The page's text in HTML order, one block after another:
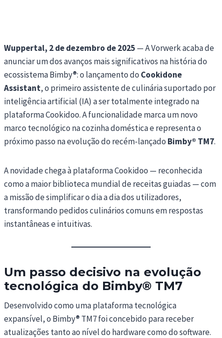
Wuppertal, 2 de dezembro de 2025 — A Vorwerk acaba de
anunciar um dos avanços mais significativos na história do
ecossistema Bimby®: o lançamento do Cookidone
Assistant, o primeiro assistente de culinária suportado por
inteligência artificial (IA) a ser totalmente integrado na
plataforma Cookidoo. A funcionalidade marca um novo
marco tecnológico na cozinha doméstica e representa o
próximo passo na evolução do recém-lançado Bimby® TM7.
A novidade chega à plataforma Cookidoo — reconhecida
como a maior biblioteca mundial de receitas guiadas — com
a missão de simplificar o dia a dia dos utilizadores,
transformando pedidos culinários comuns em respostas
instantâneas e intuitivas.
Um passo decisivo na evolução
tecnológica do Bimby® TM7
Desenvolvido como uma plataforma tecnológica
expansível, o Bimby® TM7 foi concebido para receber
atualizações tanto ao nível do hardware como do software.